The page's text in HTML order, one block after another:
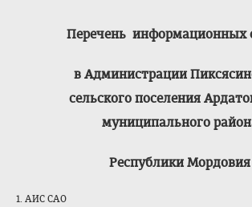
Перечень информационных
в Администрации
сельского поселения
муниципального
Республики Мордовия
1. АИС САО